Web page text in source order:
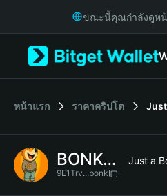
Русский
Italiano
简体中文
繁體中文
ขณะนี้คุณกำลังดูห
หน้าแรก ราคาคริปโต
BONKGUY
9E1Trv...bonk